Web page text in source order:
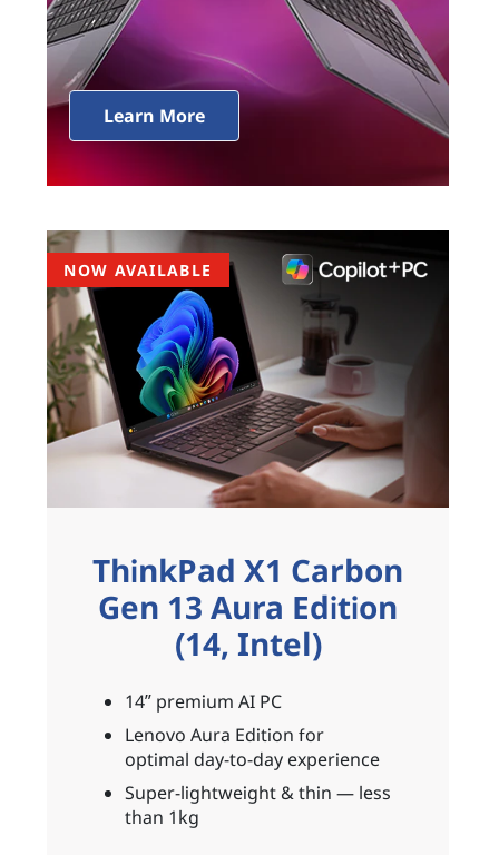
Learn More
NOW AVAILABLE
ThinkPad X1 Carbon
Gen 13 Aura Edition
(14, Intel)
14ʺ premium AI PC
Lenovo Aura Edition for
optimal day-to-day experience
Super-lightweight & thin — less
than 1kg